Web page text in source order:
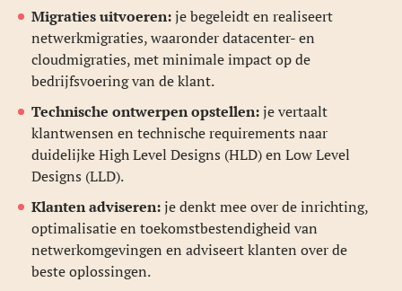
Migraties uitvoeren:je begeleidt en realiseert
netwerkmigraties, waaronder datacenter- en
cloudmigraties, met minimale impact op de
bedrijfsvoering van de klant.
Technische ontwerpen opstellen:je vertaalt
klantwensen en technische requirements naar
duidelijke High Level Designs (HLD) en Low Level
Designs (LLD).
Klanten adviseren:je denkt mee over de inrichting,
optimalisatie en toekomstbestendigheid van
netwerkomgevingen en adviseert klanten over de
beste oplossingen.